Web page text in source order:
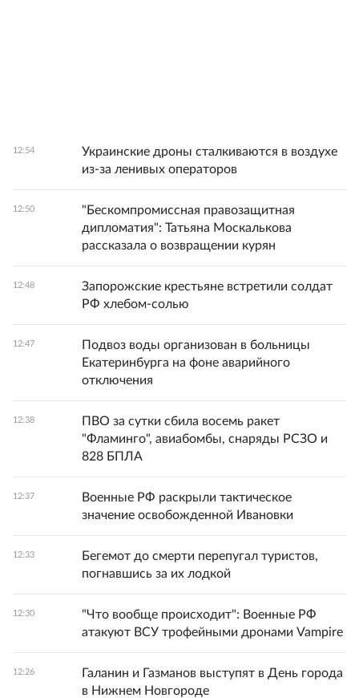
12:54
Украинские дроны сталкиваются в воздухе
из-за ленивых операторов
12:50
"Бескомпромиссная правозащитная
дипломатия": Татьяна Москалькова
рассказала о возвращении курян
12:48
Запорожские крестьяне встретили солдат
РФ хлебом-солью
12:47
Подвоз воды организован в больницы
Екатеринбурга на фоне аварийного
отключения
12:38
ПВО за сутки сбила восемь ракет
"Фламинго", авиабомбы, снаряды РСЗО и
828 БПЛА
12:37
Военные РФ раскрыли тактическое
значение освобожденной Ивановки
12:33
Бегемот до смерти перепугал туристов,
погнавшись за их лодкой
12:30
"Что вообще происходит": Военные РФ
атакуют ВСУ трофейными дронами Vampire
12:26
Галанин и Газманов выступят в День города
в Нижнем Новгороде